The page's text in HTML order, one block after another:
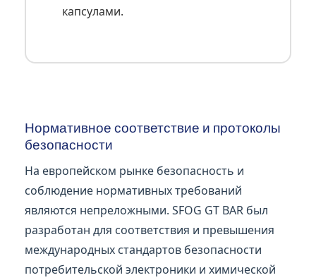
капсулами.
Нормативное соответствие и протоколы
безопасности
На европейском рынке безопасность и
соблюдение нормативных требований
являются непреложными. SFOG GT BAR был
разработан для соответствия и превышения
международных стандартов безопасности
потребительской электроники и химической